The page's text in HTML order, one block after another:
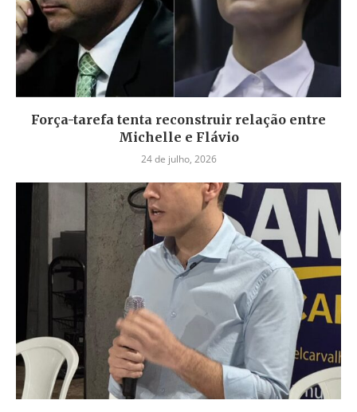
Força-tarefa tenta reconstruir relação entre
Michelle e Flávio
24 de julho, 2026